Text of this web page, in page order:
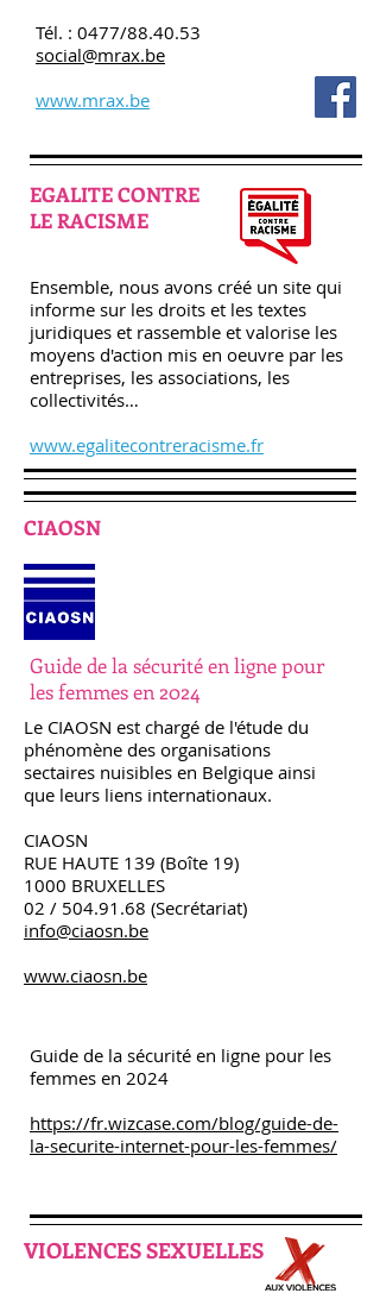
Tél. : 0477/88.40.53
social@mrax.be
www.mrax.be
EGALITE CONTRE
LE RACISME
Ensemble, nous avons créé un site qui
informe sur les droits et les textes
juridiques et rassemble et valorise les
moyens d'action mis en oeuvre par les
entreprises, les associations, les
collectivités…
www.egalitecontreracisme.fr
CIAOSN
Guide de la sécurité en ligne pour
les femmes en 2024
Le CIAOSN est chargé de l'étude du
phénomène des organisations
sectaires nuisibles en Belgique ainsi
que leurs liens internationaux.
CIAOSN
RUE HAUTE 139 (Boîte 19)
1000 BRUXELLES
02 / 504.91.68 (Secrétariat)
info@ciaosn.be
www.ciaosn.be
Guide de la sécurité en ligne pour les
femmes en 2024
https://fr.wizcase.com/blog/guide-de-
la-securite-internet-pour-les-femmes/
VIOLENCES SEXUELLES